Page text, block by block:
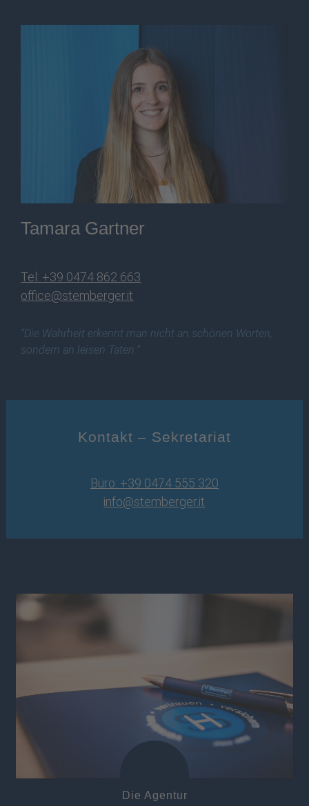
Tamara Gartner
Tel: +39 0474 862 663
office@stemberger.it
“Die Wahrheit erkennt man nicht an schönen Worten,
sondern an leisen Taten.“
Kontakt – Sekretariat
Büro: +39 0474 555 320
info@stemberger.it
Die Agentur